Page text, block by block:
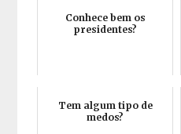
Conhece bem os
presidentes?
Tem algum tipo de
medos?